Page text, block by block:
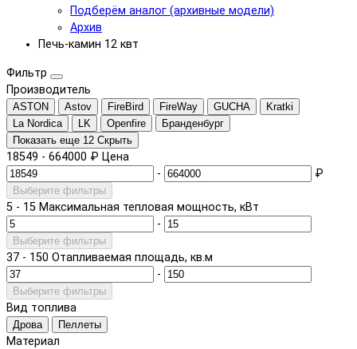
Подберём аналог (архивные модели)
Архив
Печь-камин 12 квт
Фильтр
Производитель
ASTON Astov FireBird FireWay GUCHA
Kratki
La Nordica
LK Openfire
Бранденбург
Показать еще 12 Скрыть
18549 - 664000 ₽ Цена
-
₽
Выберите фильтры
5 - 15 Максимальная тепловая мощность, кВт
-
Выберите фильтры
37 - 150 Отапливаемая площадь, кв.м
-
Выберите фильтры
Вид топлива
Дрова Пеллеты
Материал